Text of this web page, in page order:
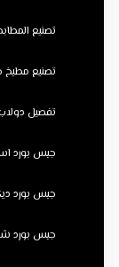
تصنيع
تصنيع
تفصيل
جبس بورد
جبس بورد
جبس بورد